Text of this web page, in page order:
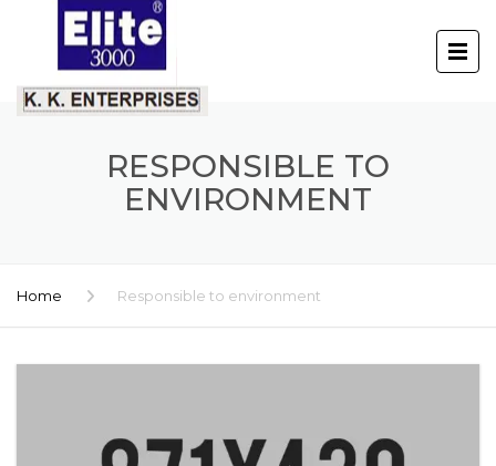
RESPONSIBLE TO
ENVIRONMENT
Home Responsible to environment